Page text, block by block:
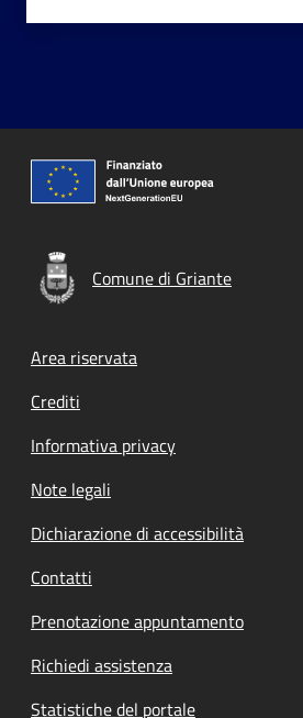
Comune di Griante
Footer menu
Area riservata
Crediti
Informativa privacy
Note legali
Dichiarazione di accessibilità
Contatti
Prenotazione appuntamento
Richiedi assistenza
Statistiche del portale